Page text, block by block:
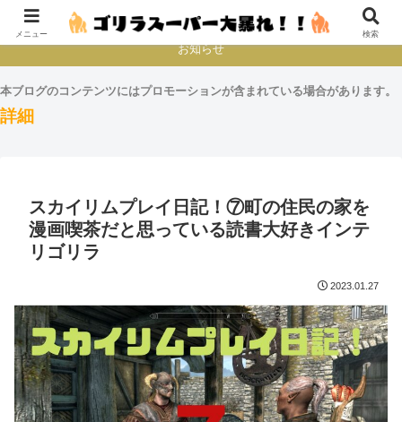
本とか映画とかゲームプレイとか
お知らせ
本ブログのコンテンツにはプロモーションが含まれている場合があります。
詳細
スカイリムプレイ日記！⑦町の住民の家を
漫画喫茶だと思っている読書大好きインテ
リゴリラ
2023.01.27
メニュー 検索